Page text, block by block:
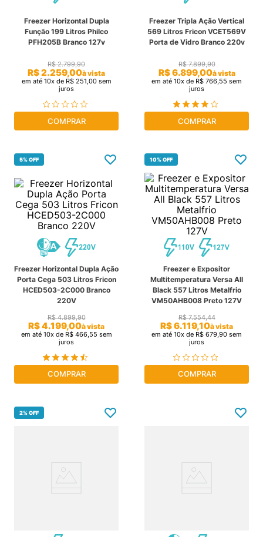
Freezer Horizontal Dupla
Função 199 Litros Philco
PFH205B Branco 127v
R$ 2.799,90
R$2.259,00à vista
em até 10x de R$ 251 ,00sem
juros
COMPRAR
Freezer Tripla Ação Vertical
569 Litros Fricon VCET569V
Porta de Vidro Branco 220v
R$ 7.899,90
R$6.899,00à vista
em até 10x de R$ 766,55 sem
juros
COMPRAR
5%OFF
Freezer Horizontal Dupla Ação
Porta Cega 503 Litros Fricon
HCED503-2C000 Branco
220V
R$ 4.899,90
R$4.199,00à vista
em até 10x de R$ 466,55 sem
juros
COMPRAR
10%OFF
Freezer e Expositor
Multitemperatura Versa All
Black 557 Litros Metalfrio
VM50AHB008 Preto 127V
R$ 7.554,44
R$6.119,10à vista
em até 10x de R$ 679,90 sem
juros
COMPRAR
2%OFF
9º cassete
10º fujitsu